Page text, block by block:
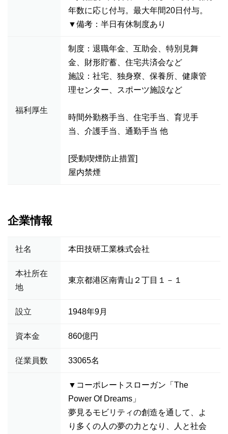
年数に応じ付与。最大年間20日付与。
▼備考：半日有休制度あり
福利厚生
制度：退職年金、互助会、特別見舞
金、財形貯蓄、住宅共済会など
施設：社宅、独身寮、保養所、健康管
理センター、スポーツ施設など
時間外勤務手当、住宅手当、育児手
当、介護手当、通勤手当 他
[受動喫煙防止措置]
屋内禁煙
企業情報
社名 本田技研工業株式会社
本社所在
地
東京都港区南青山２丁目１－１
設立 1948年9月
資本金 860億円
従業員数 33065名
▼コーポレートスローガン「The
Power Of Dreams」
夢見るモビリティの創造を通して、よ
り多くの人の夢の力となり、人と社会